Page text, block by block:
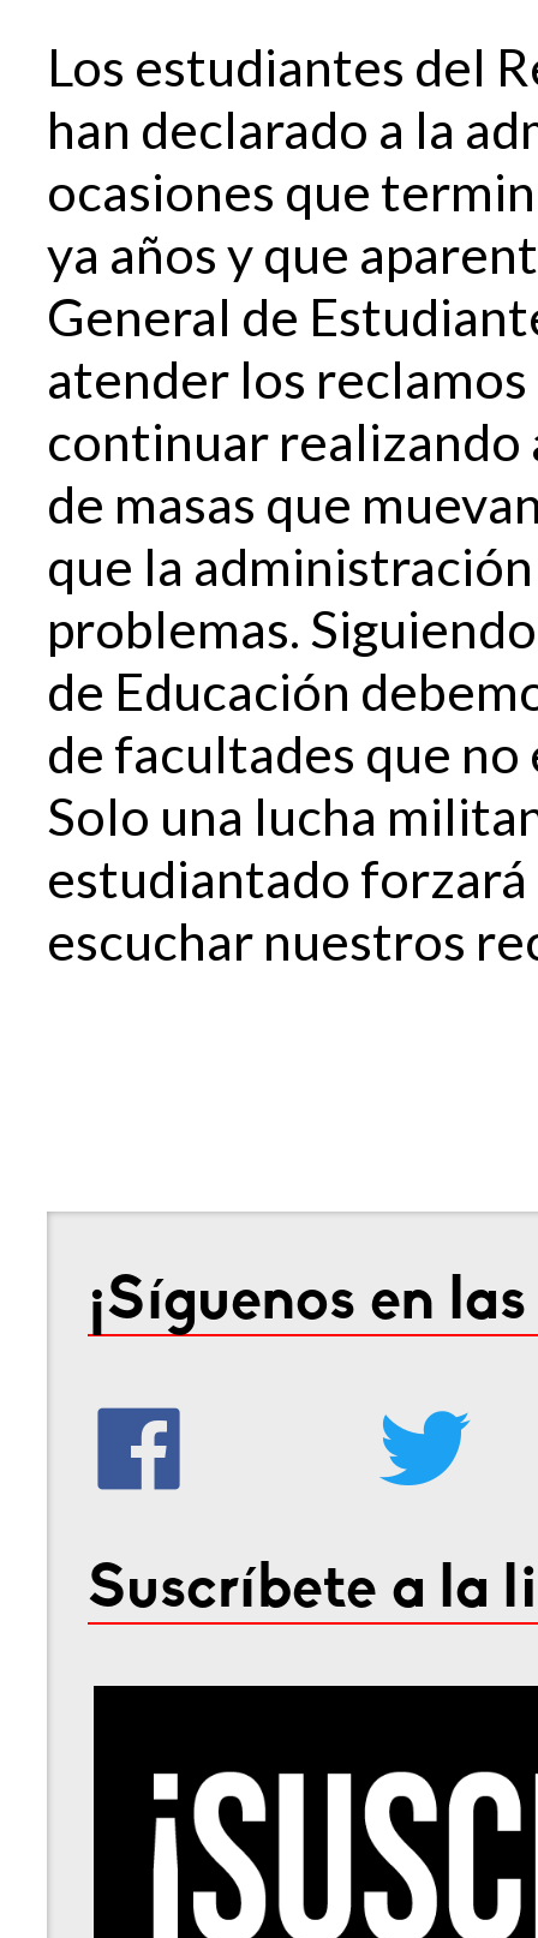
Los estudiantes del
han declarado a la
ocasiones que
ya años y que
General de
atender los
continuar
de masas que
que la
problemas.
de Educación
de facultades que no
Solo una lucha
estudiantado
escuchar nuestros
¡Síguenos en
Suscríbete a la